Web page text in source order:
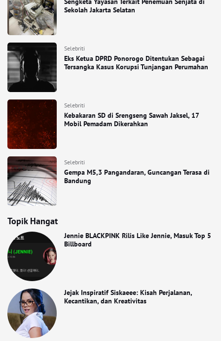
Sekolah Jakarta Selatan
Selebriti
Eks Ketua DPRD Ponorogo Ditentukan Sebagai
Tersangka Kasus Korupsi Tunjangan Perumahan
Selebriti
Kebakaran SD di Srengseng Sawah Jaksel, 17
Mobil Pemadam Dikerahkan
Selebriti
Gempa M5,3 Pangandaran, Guncangan Terasa di
Bandung
Topik Hangat
Jennie BLACKPINK Rilis Like Jennie, Masuk Top 5
Billboard
Jejak Inspiratif Siskaeee: Kisah Perjalanan,
Kecantikan, dan Kreativitas